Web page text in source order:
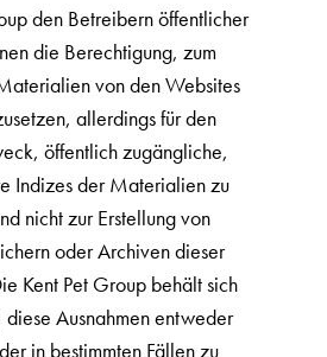
den Betreibern öffentlicher
die Berechtigung, zum
von den Websites
allerdings für den
öffentlich zugängliche,
Indizes der Materialien zu
nicht zur Erstellung von
oder Archiven dieser
Kent Pet Group behält sich
diese Ausnahmen entweder
in bestimmten Fällen zu